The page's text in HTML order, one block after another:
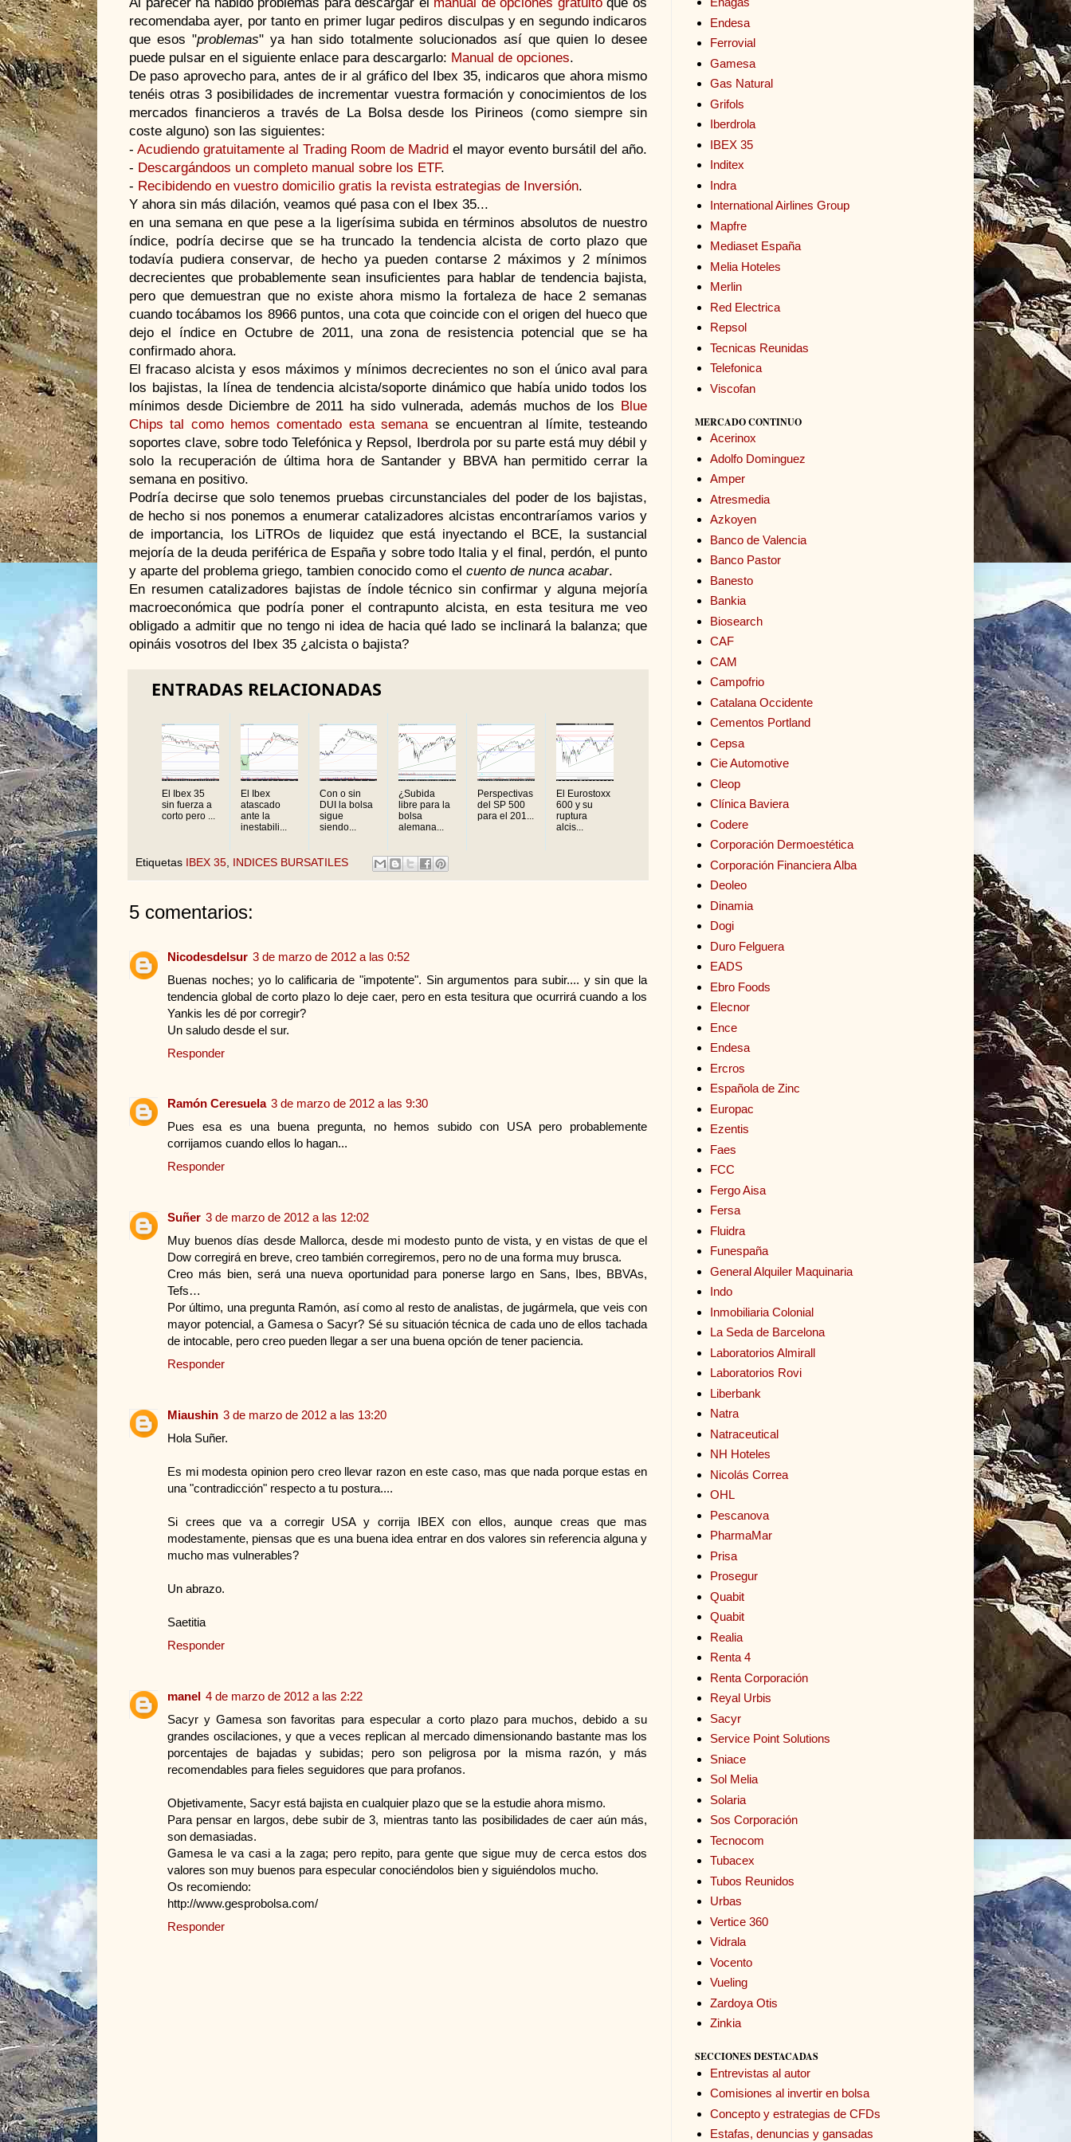
recomendaba ayer, por tanto en primer lugar pediros disculpas y en segundo indicaros
que esos "problemas" ya han sido totalmente solucionados así que quien lo desee
puede pulsar en el siguiente enlace para descargarlo: Manual de opciones.
De paso aprovecho para, antes de ir al gráfico del Ibex 35, indicaros que ahora mismo
tenéis otras 3 posibilidades de incrementar vuestra formación y conocimientos de los
mercados financieros a través de La Bolsa desde los Pirineos (como siempre sin
coste alguno) son las siguientes:
- Acudiendo gratuitamente al Trading Room de Madrid el mayor evento bursátil del año.
- Descargándoos un completo manual sobre los ETF.
- Recibidendo en vuestro domicilio gratis la revista estrategias de Inversión.
Y ahora sin más dilación, veamos qué pasa con el Ibex 35...
en una semana en que pese a la ligerísima subida en términos absolutos de nuestro
índice, podría decirse que se ha truncado la tendencia alcista de corto plazo que
todavía pudiera conservar, de hecho ya pueden contarse 2 máximos y 2 mínimos
decrecientes que probablemente sean insuficientes para hablar de tendencia bajista,
pero que demuestran que no existe ahora mismo la fortaleza de hace 2 semanas
cuando tocábamos los 8966 puntos, una cota que coincide con el origen del hueco que
dejo el índice en Octubre de 2011, una zona de resistencia potencial que se ha
confirmado ahora.
El fracaso alcista y esos máximos y mínimos decrecientes no son el único aval para
los bajistas, la línea de tendencia alcista/soporte dinámico que había unido todos los
mínimos desde Diciembre de 2011 ha sido vulnerada, además muchos de los Blue
Chips tal como hemos comentado esta semana se encuentran al límite, testeando
soportes clave, sobre todo Telefónica y Repsol, Iberdrola por su parte está muy débil y
solo la recuperación de última hora de Santander y BBVA han permitido cerrar la
semana en positivo.
Podría decirse que solo tenemos pruebas circunstanciales del poder de los bajistas,
de hecho si nos ponemos a enumerar catalizadores alcistas encontraríamos varios y
de importancia, los LiTROs de liquidez que está inyectando el BCE, la sustancial
mejoría de la deuda periférica de España y sobre todo Italia y el final, perdón, el punto
y aparte del problema griego, tambien conocido como el cuento de nunca acabar.
En resumen catalizadores bajistas de índole técnico sin confirmar y alguna mejoría
macroeconómica que podría poner el contrapunto alcista, en esta tesitura me veo
obligado a admitir que no tengo ni idea de hacia qué lado se inclinará la balanza; que
opináis vosotros del Ibex 35 ¿alcista o bajista?
ENTRADAS RELACIONADAS
El Ibex 35
sin fuerza a
corto pero ...
El Ibex
atascado
ante la
inestabili...
Con o sin
DUI la bolsa
sigue
siendo...
¿Subida
libre para la
bolsa
alemana...
Perspectivas
del SP 500
para el 201...
El Eurostoxx
600 y su
ruptura
alcis...
Etiquetas IBEX 35 INDICES BURSATILES
5 comentarios:
Nicodesdelsur 3 de marzo de 2012 a las 0:52
Buenas noches; yo lo calificaria de "impotente". Sin argumentos para subir.... y sin que la
tendencia global de corto plazo lo deje caer, pero en esta tesitura que ocurrirá cuando a los
Yankis les dé por corregir?
Un saludo desde el sur.
Responder
Ramón Ceresuela 3 de marzo de 2012 a las 9:30
Pues esa es una buena pregunta, no hemos subido con USA pero probablemente
corrijamos cuando ellos lo hagan...
Responder
Suñer 3 de marzo de 2012 a las 12:02
Muy buenos días desde Mallorca, desde mi modesto punto de vista, y en vistas de que el
Dow corregirá en breve, creo también corregiremos, pero no de una forma muy brusca.
Creo más bien, será una nueva oportunidad para ponerse largo en Sans, Ibes, BBVAs,
Tefs…
Por último, una pregunta Ramón, así como al resto de analistas, de jugármela, que veis con
mayor potencial, a Gamesa o Sacyr? Sé su situación técnica de cada uno de ellos tachada
de intocable, pero creo pueden llegar a ser una buena opción de tener paciencia.
Responder
Miaushin 3 de marzo de 2012 a las 13:20
Hola Suñer.
Es mi modesta opinion pero creo llevar razon en este caso, mas que nada porque estas en
una "contradicción" respecto a tu postura....
Si crees que va a corregir USA y corrija IBEX con ellos, aunque creas que mas
modestamente, piensas que es una buena idea entrar en dos valores sin referencia alguna y
mucho mas vulnerables?
Un abrazo.
Saetitia
Responder
manel 4 de marzo de 2012 a las 2:22
Sacyr y Gamesa son favoritas para especular a corto plazo para muchos, debido a su
grandes oscilaciones, y que a veces replican al mercado dimensionando bastante mas los
porcentajes de bajadas y subidas; pero son peligrosa por la misma razón, y más
recomendables para fieles seguidores que para profanos.
Objetivamente, Sacyr está bajista en cualquier plazo que se la estudie ahora mismo.
Para pensar en largos, debe subir de 3, mientras tanto las posibilidades de caer aún más,
son demasiadas.
Gamesa le va casi a la zaga; pero repito, para gente que sigue muy de cerca estos dos
valores son muy buenos para especular conociéndolos bien y siguiéndolos mucho.
Os recomiendo:
http://www.gesprobolsa.com/
Responder
Endesa
Ferrovial
Gamesa
Gas Natural
Grifols
Iberdrola
IBEX 35
Inditex
Indra
International Airlines Group
Mapfre
Mediaset España
Melia Hoteles
Merlin
Red Electrica
Repsol
Tecnicas Reunidas
Telefonica
Viscofan
MERCADO CONTINUO
Acerinox
Adolfo Dominguez
Amper
Atresmedia
Azkoyen
Banco de Valencia
Banco Pastor
Banesto
Bankia
Biosearch
CAF
CAM
Campofrio
Catalana Occidente
Cementos Portland
Cepsa
Cie Automotive
Cleop
Clínica Baviera
Codere
Corporación Dermoestética
Corporación Financiera Alba
Deoleo
Dinamia
Dogi
Duro Felguera
EADS
Ebro Foods
Elecnor
Ence
Endesa
Ercros
Española de Zinc
Europac
Ezentis
Faes
FCC
Fergo Aisa
Fersa
Fluidra
Funespaña
General Alquiler Maquinaria
Indo
Inmobiliaria Colonial
La Seda de Barcelona
Laboratorios Almirall
Laboratorios Rovi
Liberbank
Natra
Natraceutical
NH Hoteles
Nicolás Correa
OHL
Pescanova
PharmaMar
Prisa
Prosegur
Quabit
Quabit
Realia
Renta 4
Renta Corporación
Reyal Urbis
Sacyr
Service Point Solutions
Sniace
Sol Melia
Solaria
Sos Corporación
Tecnocom
Tubacex
Tubos Reunidos
Urbas
Vertice 360
Vidrala
Vocento
Vueling
Zardoya Otis
Zinkia
SECCIONES DESTACADAS
Entrevistas al autor
Comisiones al invertir en bolsa
Concepto y estrategias de CFDs
Estafas, denuncias y gansadas